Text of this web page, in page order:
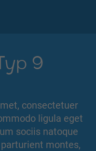
9
consectetuer
ligula eget
sociis natoque
montes,